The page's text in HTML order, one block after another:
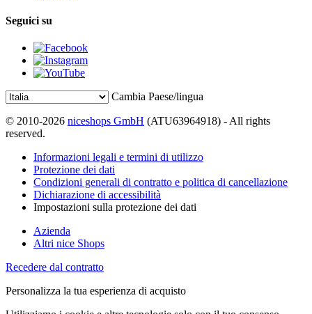
Seguici su
Cambia Paese/lingua
© 2010-2026 niceshops GmbH (ATU63964918) - All rights
reserved.
Informazioni legali e termini di utilizzo
Protezione dei dati
Condizioni generali di contratto e politica di cancellazione
Dichiarazione di accessibilità
Impostazioni sulla protezione dei dati
Azienda
Altri nice Shops
Recedere dal contratto
Personalizza la tua esperienza di acquisto